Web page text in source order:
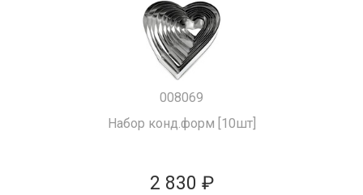
008069
Набор конд.форм [10шт]
2 830 ₽